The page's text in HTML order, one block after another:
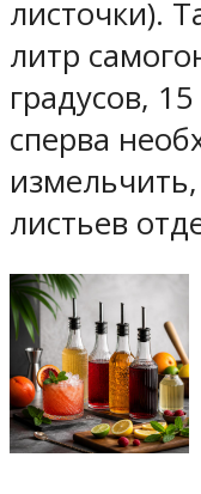
листочки).
литр
градусов,
сперва
листьев